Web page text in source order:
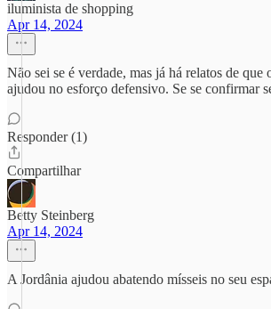
iluminista de shopping
Apr 14, 2024
Não sei se é verdade, mas já há relatos de que
ajudou no esforço defensivo. Se se confirmar
Responder (1)
Compartilhar
Betty Steinberg
Apr 14, 2024
A Jordânia ajudou abatendo mísseis no seu